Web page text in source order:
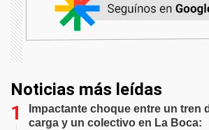
Noticias más leídas
Impactante choque entre un tren
carga y un colectivo en La Boca: